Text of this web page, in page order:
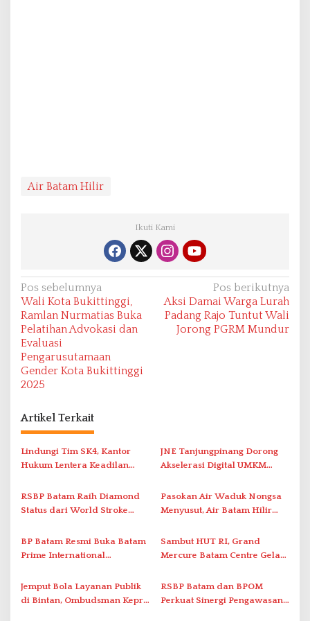
Air Batam Hilir
Ikuti Kami
N
a
v
i
g
a
i
p
o
Pos sebelumnya
Wali Kota Bukittinggi,
Ramlan Nurmatias Buka
Pelatihan Advokasi dan
Evaluasi
Pengarusutamaan
Gender Kota Bukittinggi
2025
Pos berikutnya
Aksi Damai Warga Lurah
Padang Rajo Tuntut Wali
Jorong PGRM Mundur
Artikel Terkait
Lindungi Tim SK4, Kantor
Hukum Lentera Keadilan
Perlawanan ke Petugas di
Bukik Batarah
JNE Tanjungpinang Dorong
Akselerasi Digital UMKM
2026
RSBP Batam Raih Diamond
Status dari World Stroke
Penanganan Stroke
Berstandar Internasional
Pasokan Air Waduk Nongsa
Menyusut, Air Batam Hilir
Antar-IPAM
BP Batam Resmi Buka Batam
Prime International
2026 di Stadion Temenggung
Abdul Jamal
Sambut HUT RI, Grand
Mercure Batam Centre Gelar
Nusantara’
Jemput Bola Layanan Publik
di Bintan, Ombudsman Kepri
RSBP Batam dan BPOM
Perkuat Sinergi Pengawasan